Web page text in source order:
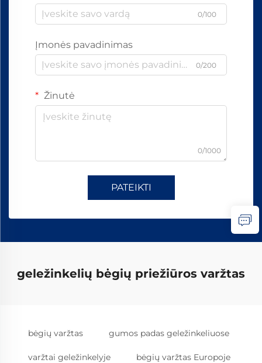
0/100
Įmonės pavadinimas
0/200
Žinutė
0/1000
PATEIKTI
geležinkelių bėgių priežiūros varžtas
bėgių varžtas gumos padas geležinkeliuose
varžtai geležinkelyje bėgių varžtas Europoje